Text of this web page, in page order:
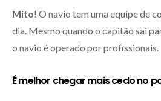
Mito! O navio tem uma equipe de
dia. Mesmo quando o capitão sai
o navio é operado por profissionais.
É melhor chegar mais cedo no